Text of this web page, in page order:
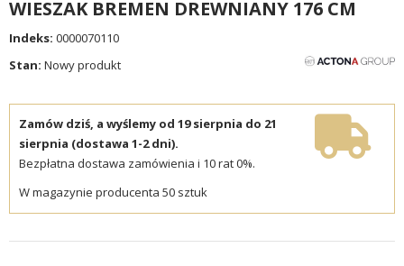
WIESZAK BREMEN DREWNIANY 176 CM
Indeks: 0000070110
Stan: Nowy produkt
Zamów dziś, a wyślemy od 19 sierpnia do 21
sierpnia (dostawa 1-2 dni).
Bezpłatna dostawa zamówienia i 10 rat 0%.
W magazynie producenta 50 sztuk